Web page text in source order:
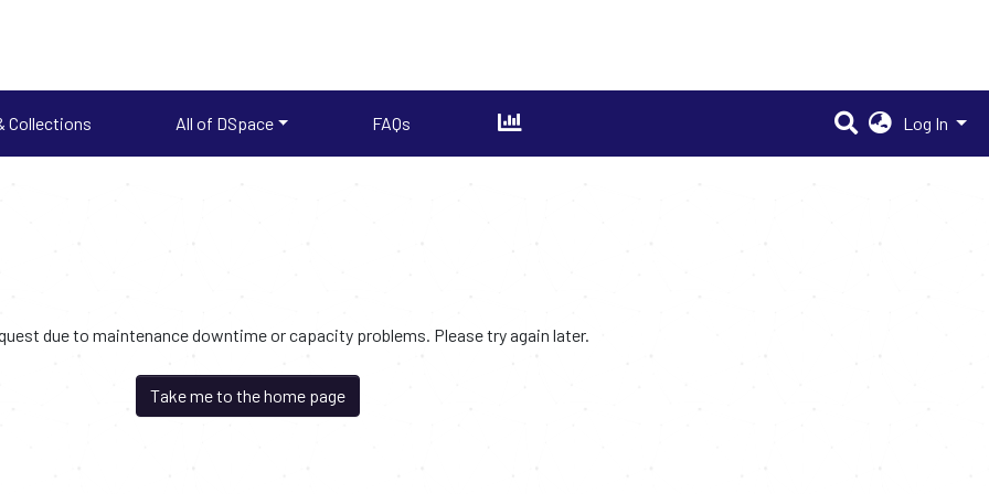
Collections All of DSpace FAQs Log In
due to maintenance downtime or capacity problems. Please try again later.
Take me to the home page